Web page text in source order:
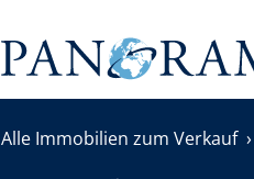
Alle Immobilien zum Verkauf